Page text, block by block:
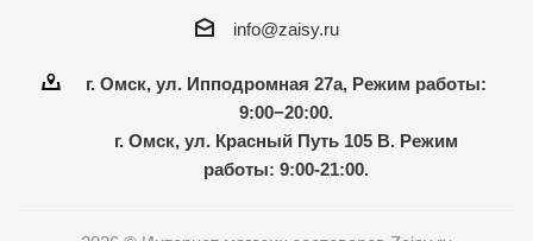
info@zaisy.ru
г. Омск, ул. Ипподромная 27а, Режим работы:
9:00−20:00.
г. Омск, ул. Красный Путь 105 В. Режим
работы: 9:00-21:00.